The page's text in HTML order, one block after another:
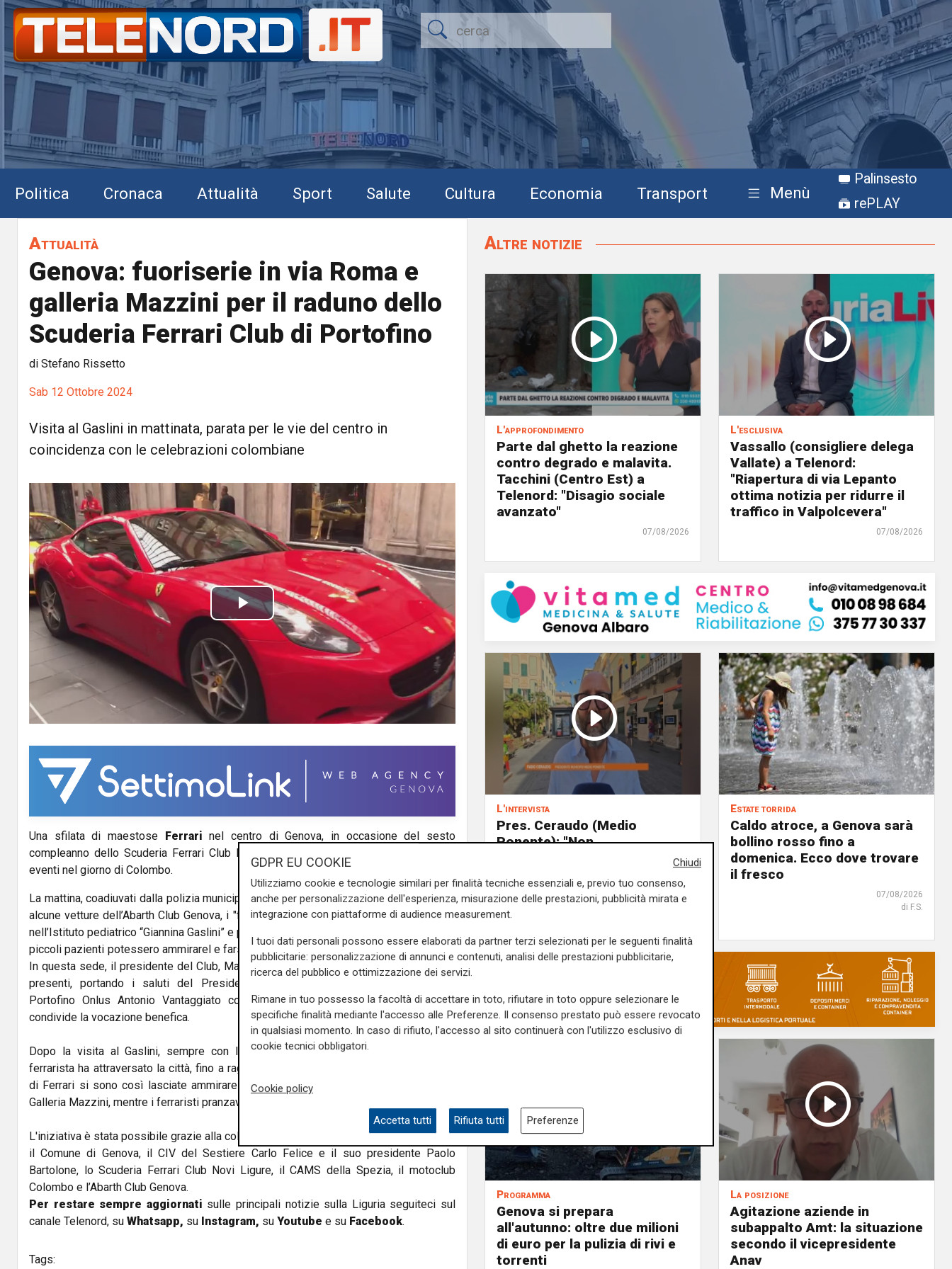
Politica Cronaca Attualità Sport Salute Cultura Economia Transport Menù
Palinsesto
rePLAY
Attualità
Genova: fuoriserie in via Roma e
galleria Mazzini per il raduno dello
Scuderia Ferrari Club di Portofino
di Stefano Rissetto
Sab 12 Ottobre 2024
Visita al Gaslini in mattinata, parata per le vie del centro in
coincidenza con le celebrazioni colombiane
P
l
a
y
V
e
o
Una sfilata di maestose Ferrari nel centro di Genova, in occasione del sesto
compleanno dello Scuderia Ferrari Club Portofino, festa celebrata con una serie di
eventi nel giorno di Colombo.
La mattina, coadiuvati dalla polizia municipale di Marassi e dalla Polizia di Stato, e da
alcune vetture dell’Abarth Club Genova, i "ferraristi" hanno avuto l’occasione di entrare
nell’Istituto pediatrico “Giannina Gaslini” e parcheggiare le loro fuoriserie in modo che i
piccoli pazienti potessero ammirarel e farsi fotografare vicino alle auto dei loro sogni.
In questa sede, il presidente del Club, Matteo Monzani, ha offerto omaggi ai bambini
presenti, portando i saluti del Presidente dell’Associazione Benefica Amici di
Portofino Onlus Antonio Vantaggiato con cui lo Scuderia Ferrari Club Portofino
condivide la vocazione benefica.
Dopo la visita al Gaslini, sempre con la scorta delle forze dell'ordine, il corteo
ferrarista ha attraversato la città, fino a raggiungerne il "salotto buono": una quindicina
di Ferrari si sono così lasciate ammirare dai genovesi e da turisti in via Roma e in
Galleria Mazzini, mentre i ferraristi pranzavano al ristorante Europa .
L'iniziativa è stata possibile grazie alla collaborazione tra il club ferrarista portofinese,
il Comune di Genova, il CIV del Sestiere Carlo Felice e il suo presidente Paolo
Bartolone, lo Scuderia Ferrari Club Novi Ligure, il CAMS della Spezia, il motoclub
Colombo e l’Abarth Club Genova.
Per restare sempre aggiornati sulle principali notizie sulla Liguria seguiteci sul
canale Telenord, su Whatsapp, su Instagram, su Youtube e su Facebook.
Tags:
Altre notizie
L'approfondimento
Parte dal ghetto la reazione
contro degrado e malavita.
Tacchini (Centro Est) a
Telenord: "Disagio sociale
avanzato"
07/08/2026
L'esclusiva
Vassallo (consigliere delega
Vallate) a Telenord:
"Riapertura di via Lepanto
ottima notizia per ridurre il
traffico in Valpolcevera"
07/08/2026
L'intervista
Pres. Ceraudo (Medio
Ponente): "Non
demonizziamo nessuno, ma
porta degrado"
Estate torrida
Caldo atroce, a Genova sarà
bollino rosso fino a
domenica. Ecco dove trovare
il fresco
07/08/2026
di F.S.
Programma
Genova si prepara
all'autunno: oltre due milioni
di euro per la pulizia di rivi e
torrenti
La posizione
Agitazione aziende in
subappalto Amt: la situazione
secondo il vicepresidente
Anav
Chiudi
GDPR EU COOKIE
Utilizziamo cookie e tecnologie similari per finalità tecniche essenziali e, previo tuo consenso,
anche per personalizzazione dell'esperienza, misurazione delle prestazioni, pubblicità mirata e
integrazione con piattaforme di audience measurement.
I tuoi dati personali possono essere elaborati da partner terzi selezionati per le seguenti finalità
pubblicitarie: personalizzazione di annunci e contenuti, analisi delle prestazioni pubblicitarie,
ricerca del pubblico e ottimizzazione dei servizi.
Rimane in tuo possesso la facoltà di accettare in toto, rifiutare in toto oppure selezionare le
specifiche finalità mediante l'accesso alle Preferenze. Il consenso prestato può essere revocato
in qualsiasi momento. In caso di rifiuto, l'accesso al sito continuerà con l'utilizzo esclusivo di
cookie tecnici obbligatori.
Cookie policy
Accetta tutti Rifiuta tutti Preferenze